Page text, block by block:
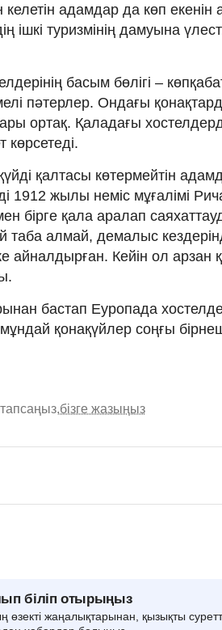
адамдар да көп екенін
ішкі туризмінің дамуына
басым бөлігі –
пәтерлер. Ондағы
ортақ. Қаладағы
көрсетеді.
қалтасы көтермейтін
1912 жылы неміс мұғалімі
бірге қала аралап
таба алмай, демалыс
айналдырған. Кейін ол арзан
бастап Еуропада
қонақүйлер соңғы
бізге жазыңыз
біліп отырыңыз
өзекті жаңалықтарынан, қызықты